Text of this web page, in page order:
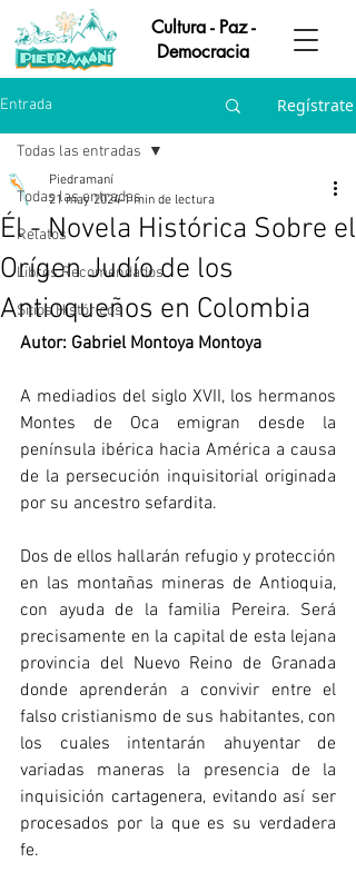
Cultura - Paz -
Democracia
Entrada Regístrate
Todas las entradas
Relatos
Libros Recomendados
Sitios Históricos
Todas las entradas
Él - Novela Histórica Sobre el
Orígen Judío de los
Antioqueños en Colombia
Piedramaní
21 may 2024 1 min de lectura
Autor: Gabriel Montoya Montoya
A mediadios del siglo XVII, los hermanos
Montes de Oca emigran desde la
península ibérica hacia América a causa
de la persecución inquisitorial originada
por su ancestro sefardita.
Dos de ellos hallarán refugio y protección
en las montañas mineras de Antioquia,
con ayuda de la familia Pereira. Será
precisamente en la capital de esta lejana
provincia del Nuevo Reino de Granada
donde aprenderán a convivir entre el
falso cristianismo de sus habitantes, con
los cuales intentarán ahuyentar de
variadas maneras la presencia de la
inquisición cartagenera, evitando así ser
procesados por la que es su verdadera
fe.